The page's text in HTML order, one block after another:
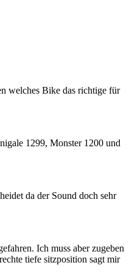
welches Bike das richtige für
1299, Monster 1200 und
da der Sound doch sehr
Ich muss aber zugeben
tiefe sitzposition sagt mir